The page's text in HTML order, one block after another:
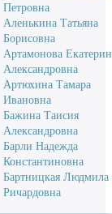
Петровна
Аленькина Татьяна
Борисовна
Артамонова
Александровна
Артюхина Тамара
Ивановна
Бажина Таисия
Александровна
Барли Надежда
Константиновна
Бартницкая Людмила
Ричардовна